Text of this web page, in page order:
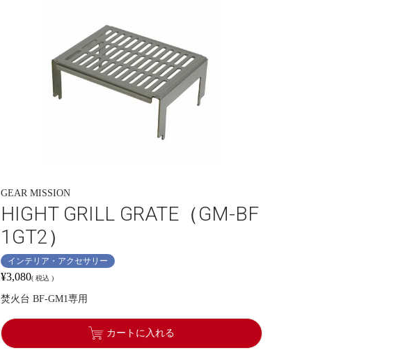
GEAR MISSION
HIGHT GRILL GRATE（GM-BF
1GT2）
インテリア・アクセサリー
¥3,080 税込
焚火台 BF-GM1専用
カートに入れる